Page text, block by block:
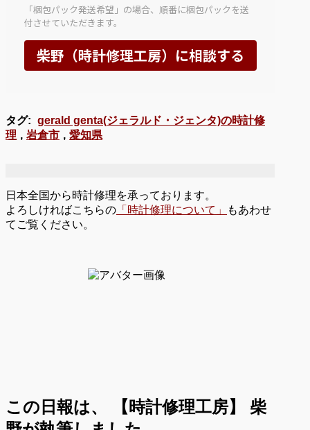
タグ: gerald genta(ジェラルド・ジェンタ)の時計修
理 , 岩倉市 , 愛知県
日本全国から時計修理を承っております。
よろしければこちらの 「時計修理について」
もあわせ
てご覧ください。
この日報は、
【時計修理工房】 柴